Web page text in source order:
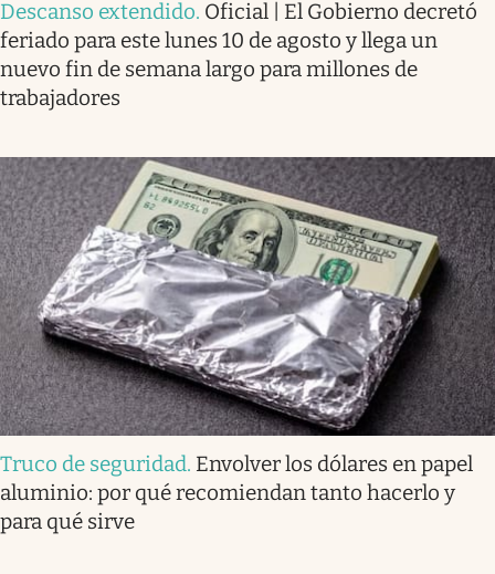
Descanso extendido. Oficial | El Gobierno decretó
feriado para este lunes 10 de agosto y llega un
nuevo fin de semana largo para millones de
trabajadores
Truco de seguridad. Envolver los dólares en papel
aluminio: por qué recomiendan tanto hacerlo y
para qué sirve